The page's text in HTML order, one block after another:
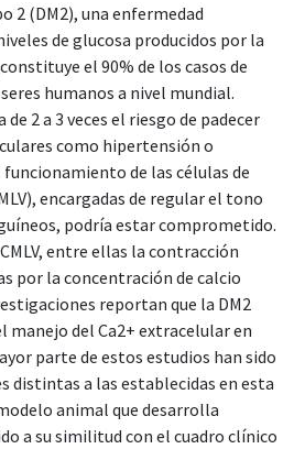
2 (DM2), una enfermedad
de glucosa producidos por la
el 90% de los casos de
humanos a nivel mundial.
2 a 3 veces el riesgo de padecer
como hipertensión o
de las células de
encargadas de regular el tono
podría estar comprometido.
entre ellas la contracción
por la concentración de calcio
reportan que la DM2
manejo del Ca2+ extracelular en
parte de estos estudios han sido
distintas a las establecidas en esta
animal que desarrolla
a su similitud con el cuadro clínico